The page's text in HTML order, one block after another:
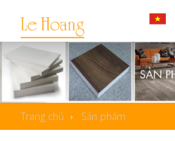
Trang chủ Sản phẩm